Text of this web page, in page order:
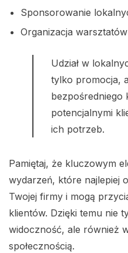
Sponsorowanie
Organizacja
Udział w
tylko promocja,
bezpośredniego
potencjalnymi
ich potrzeb.
Pamiętaj, że kluczowym
wydarzeń, które najlepiej
Twojej firmy i mogą
klientów. Dzięki temu nie
widoczność, ale również
społecznością.